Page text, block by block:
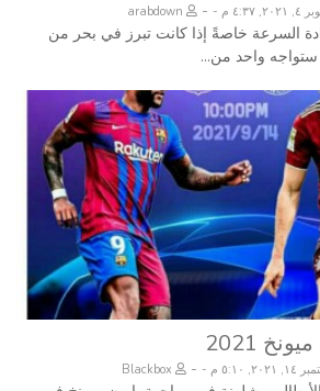
٤:٣٧ م -
السرعة خاصةً إذا كانت تبرز في بحر من
ستواجه واحد من...
٥:١٠ م -